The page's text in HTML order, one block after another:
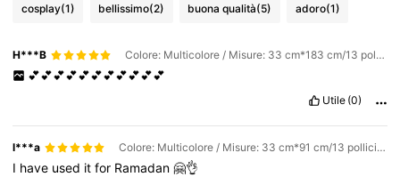
cosplay(1) bellissimo(2) buona qualità(5) adoro(1)
H***B Colore: Multicolore / Misure: 33 cm*183 cm/13 pollici*72 pollici
💕💕💕💕💕💕💕💕💕💕💕
Utile (0)
l***a Colore: Multicolore / Misure: 33 cm*91 cm/13 pollici*36 pollici
I have used itfor Ramadan🤗👌